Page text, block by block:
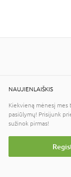
NAUJIENLAIŠKIS
Kiekvieną mėnesį
pasiūlymų! Prisijunk
sužinok pirmas!